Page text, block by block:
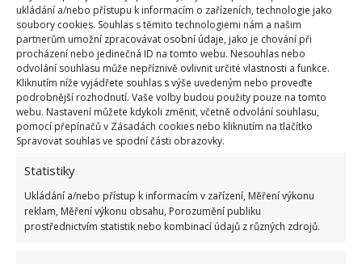
ukládání a/nebo přístupu k informacím o zařízeních, technologie jako
soubory cookies. Souhlas s těmito technologiemi nám a našim
partnerům umožní zpracovávat osobní údaje, jako je chování při
procházení nebo jedinečná ID na tomto webu. Nesouhlas nebo
odvolání souhlasu může nepříznivě ovlivnit určité vlastnosti a funkce.
Kliknutím níže vyjádřete souhlas s výše uvedeným nebo proveďte
podrobnější rozhodnutí. Vaše volby budou použity pouze na tomto
webu. Nastavení můžete kdykoli změnit, včetně odvolání souhlasu,
pomocí přepínačů v Zásadách cookies nebo kliknutím na tlačítko
Spravovat souhlas ve spodní části obrazovky.
Statistiky
Ukládání a/nebo přístup k informacím v zařízení, Měření výkonu
reklam, Měření výkonu obsahu, Porozumění publiku
prostřednictvím statistik nebo kombinací údajů z různých zdrojů.
rozeznat obývací část, kuchyňskou část, jídelní část,
ložnici, a dokonce i pracovnu. Také nábytku je třeba
v malém bytě věnovat zvýšenou pozornost. Neměl
by nikdy působit příliš masivně a těžkopádně, velké
obývací stěny do malého prostoru rozhodně nepatří,
bohatě postačí několik skříněk, stůl a sedací
souprava. V chodbě nebyl prostor pro skříň, a tak
problém s tím, kam pověsit kabát, vyřešily
jednoduché háčky na stěně. Vše působí velmi
vzdušně, ale zároveň pohodlně a čistě.